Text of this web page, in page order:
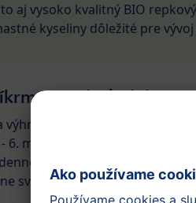
aj vysoko kvalitný BIO
kyseliny dôležité pre
pre dieťa dôležité?
výhradne dojčiť do 6. mesiaca,
6. mesiaca už samotné
potreby živín a energie.
svalstvo, aby bolo pripravené